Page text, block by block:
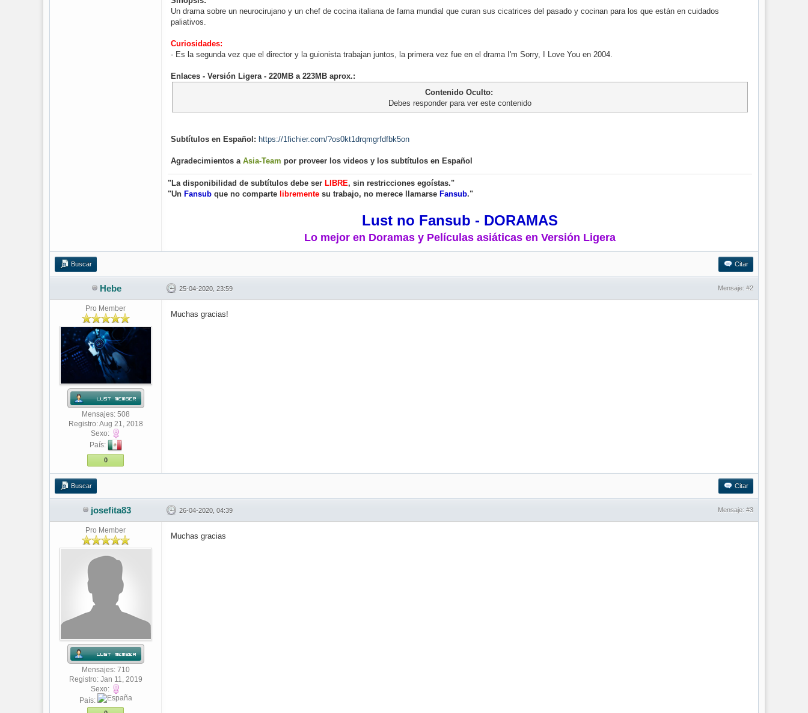
Un drama sobre un neurocirujano y un chef de cocina italiana de fama mundial que curan sus cicatrices del pasado y cocinan para los que están en cuidados
paliativos.
Curiosidades:
- Es la segunda vez que el director y la guionista trabajan juntos, la primera vez fue en el drama I'm Sorry, I Love You en 2004.
Enlaces - Versión Ligera - 220MB a 223MB aprox.:
Contenido Oculto:
Debes responder para ver este contenido
Subtítulos en Español: https://1fichier.com/?os0kt1drqmgrfdfbk5on
Agradecimientos a Asia-Team por proveer los videos y los subtítulos en Español
"La disponibilidad de subtítulos debe ser LIBRE, sin restricciones egoístas."
"Un Fansub que no comparte libremente su trabajo, no merece llamarse Fansub."
Lust no Fansub - DORAMAS
Lo mejor en Doramas y Películas asiáticas en Versión Ligera
Buscar Citar
Hebe 25-04-2020, 23:59 Mensaje: #2
Pro Member
Mensajes: 508
Registro: Aug 21, 2018
Sexo:
País:
0
Muchas gracias!
Buscar Citar
josefita83 26-04-2020, 04:39 Mensaje: #3
Pro Member
Mensajes: 710
Registro: Jan 11, 2019
Sexo:
País:
Muchas gracias